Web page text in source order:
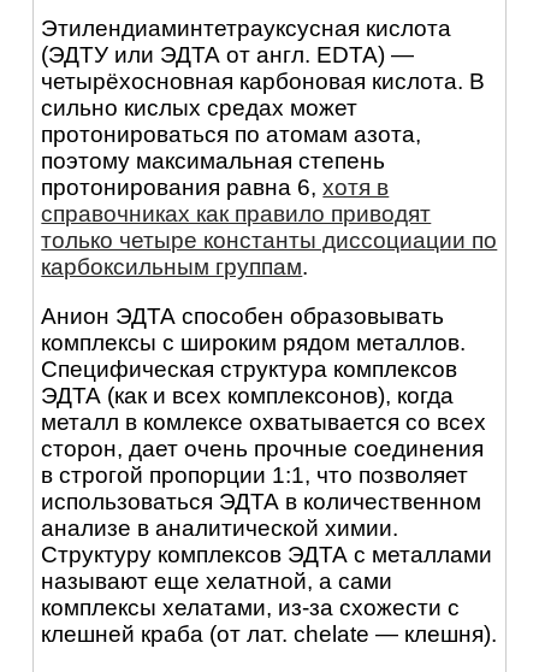
Этилендиаминтетрауксусная кислота
(ЭДТУ или ЭДТА от англ. EDTA) —
четырёхосновная карбоновая кислота. В
сильно кислых средах может
протонироваться по атомам азота,
поэтому максимальная степень
протонирования равна 6,хотя в
справочниках как правило приводят
только четыре константы диссоциации по
карбоксильным группам.
Анион ЭДТА способен образовывать
комплексы с широким рядом металлов.
Специфическая структура комплексов
ЭДТА (как и всех комплексонов), когда
металл в комлексе охватывается со всех
сторон, дает очень прочные соединения
в строгой пропорции 1:1, что позволяет
использоваться ЭДТА в количественном
анализе в аналитической химии.
Структуру комплексов ЭДТА с металлами
называют еще хелатной, а сами
комплексы хелатами, из-за схожести с
клешней краба (от лат. chelate — клешня).